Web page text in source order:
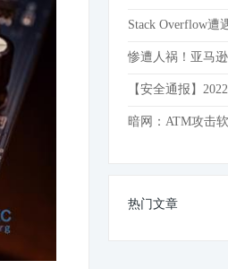
Stack Overflow遭
惨遭人祸！亚马
【安全通报】
暗网：ATM攻击
热门文章